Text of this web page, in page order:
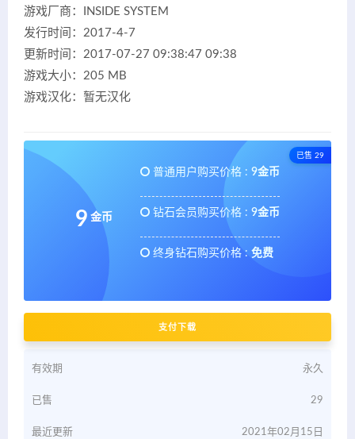
游戏厂商：INSIDE SYSTEM
发行时间：2017-4-7
更新时间：2017-07-27 09:38:47 09:38
游戏大小：205 MB
游戏汉化：暂无汉化
已售 29
9 金币
普通用户购买价格 : 9金币
钻石会员购买价格 : 9金币
终身钻石购买价格 : 免费
支付下载
有效期 永久
已售 29
最近更新 2021年02月15日